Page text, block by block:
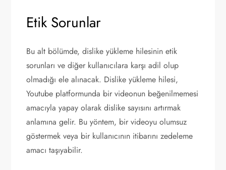
Etik Sorunlar
Bu alt bölümde, dislike yükleme hilesinin etik
sorunları ve diğer kullanıcılara karşı adil olup
olmadığı ele alınacak. Dislike yükleme hilesi,
Youtube platformunda bir videonun beğenilmemesi
amacıyla yapay olarak dislike sayısını artırmak
anlamına gelir. Bu yöntem, bir videoyu olumsuz
göstermek veya bir kullanıcının itibarını zedeleme
amacı taşıyabilir.